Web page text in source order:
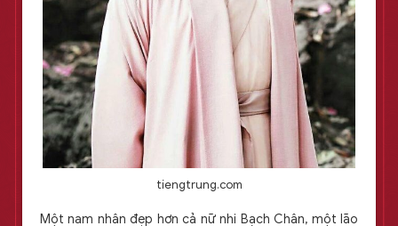
tiengtrung.com
Một nam nhân đẹp hơn cả nữ nhi Bạch Chân, một lão